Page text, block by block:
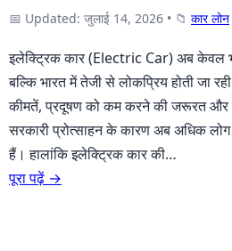
📅 Updated: जुलाई 14, 2026 • 📁 कार लोन
इलेक्ट्रिक कार (Electric Car) अब केवल
बल्कि भारत में तेजी से लोकप्रिय होती जा
कीमतें, प्रदूषण को कम करने की जरूरत और
सरकारी प्रोत्साहन के कारण अब अधिक
हैं। हालांकि इलेक्ट्रिक कार की…
पूरा पढ़ें →